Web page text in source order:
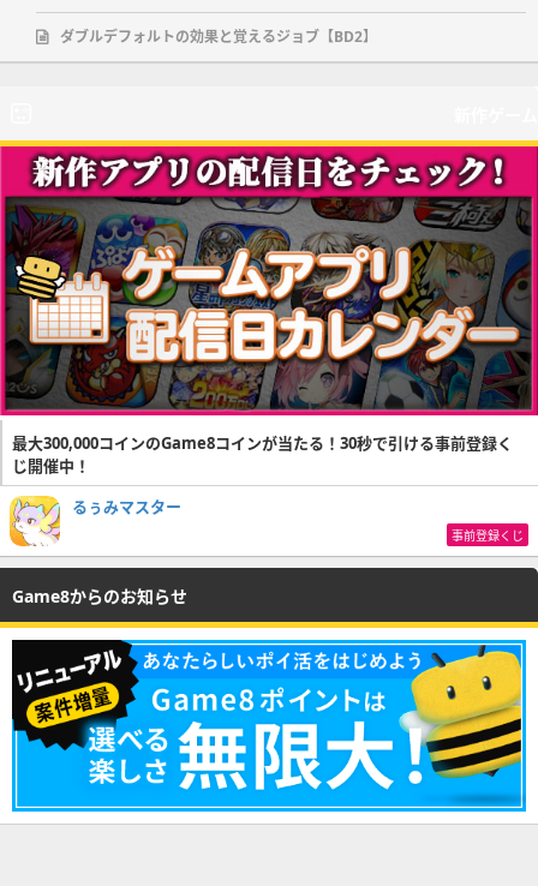
ダブルデフォルトの効果と覚えるジョブ【BD2】
最大300,000コインのGame8コインが当たる！30秒で引ける事前登録く
じ開催中！
るぅみマスター
事前登録くじ
Game8からのお知らせ